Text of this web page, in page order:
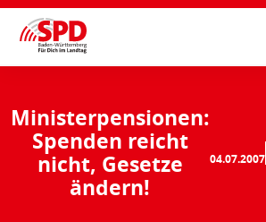
Ministerpensionen:
Spenden reicht
nicht, Gesetze
ändern!
04.07.2007